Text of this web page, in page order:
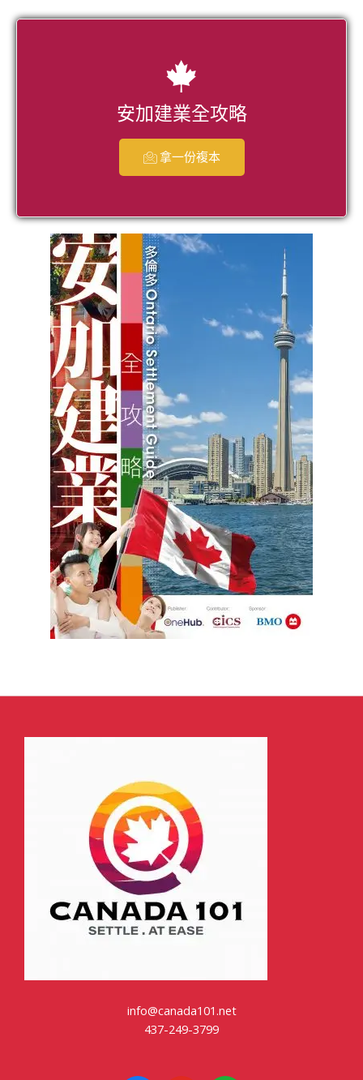
安加建業全攻略
拿一份複本
info@canada101.net
437-249-3799